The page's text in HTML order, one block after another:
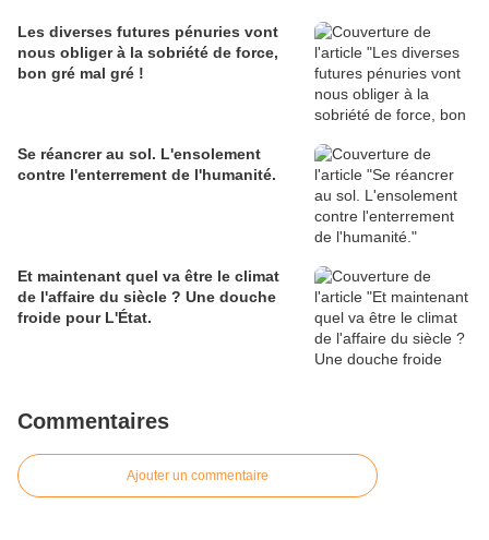
Les diverses futures pénuries vont
nous obliger à la sobriété de force,
bon gré mal gré !
Se réancrer au sol. L'ensolement
contre l'enterrement de l'humanité.
Et maintenant quel va être le climat
de l'affaire du siècle ? Une douche
froide pour L'État.
Commentaires
Ajouter un commentaire